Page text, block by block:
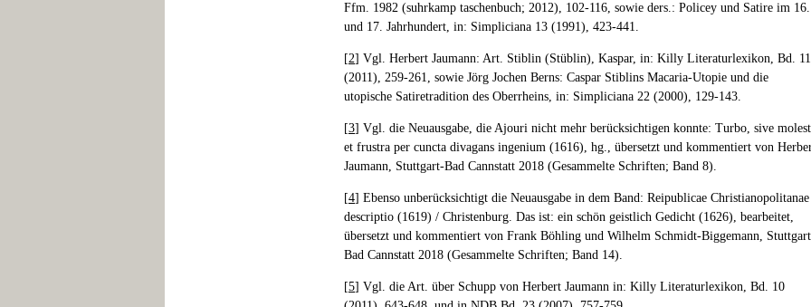
Ffm. 1982 (suhrkamp taschenbuch; 2012), 102-116, sowie ders.: Policey und Satire im 16.
und 17. Jahrhundert, in: Simpliciana 13 (1991), 423-441.
[2] Vgl. Herbert Jaumann: Art. Stiblin (Stüblin), Kaspar, in: Killy Literaturlexikon, Bd. 11
(2011), 259-261, sowie Jörg Jochen Berns: Caspar Stiblins Macaria-Utopie und die
utopische Satiretradition des Oberrheins, in: Simpliciana 22 (2000), 129-143.
[3] Vgl. die Neuausgabe, die Ajouri nicht mehr berücksichtigen konnte: Turbo, sive
et frustra per cuncta divagans ingenium (1616), hg., übersetzt und kommentiert von
Jaumann, Stuttgart-Bad Cannstatt 2018 (Gesammelte Schriften; Band 8).
[4] Ebenso unberücksichtigt die Neuausgabe in dem Band: Reipublicae Christianopolitanae
descriptio (1619) / Christenburg. Das ist: ein schön geistlich Gedicht (1626), bearbeitet,
übersetzt und kommentiert von Frank Böhling und Wilhelm Schmidt-Biggemann,
Bad Cannstatt 2018 (Gesammelte Schriften; Band 14).
[5] Vgl. die Art. über Schupp von Herbert Jaumann in: Killy Literaturlexikon, Bd. 10